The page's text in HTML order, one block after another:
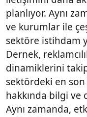
planlıyor. Aynı
ve kurumlar ile
sektöre istihdam
Dernek,
dinamiklerini
sektördeki en
hakkında bilgi ve
Aynı zamanda,